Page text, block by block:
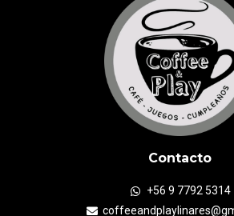
Contacto
+56 9 7792 5314